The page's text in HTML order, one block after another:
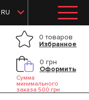
RU
0 товаров
Избранное
0 грн
Оформить
Сумма
минимального
заказа 500 грн